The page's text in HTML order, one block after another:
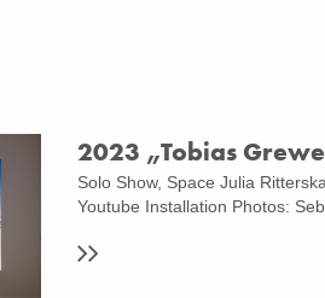
2023 „Tobias Grewe
Solo Show, Space Julia
Youtube Installation Photos: